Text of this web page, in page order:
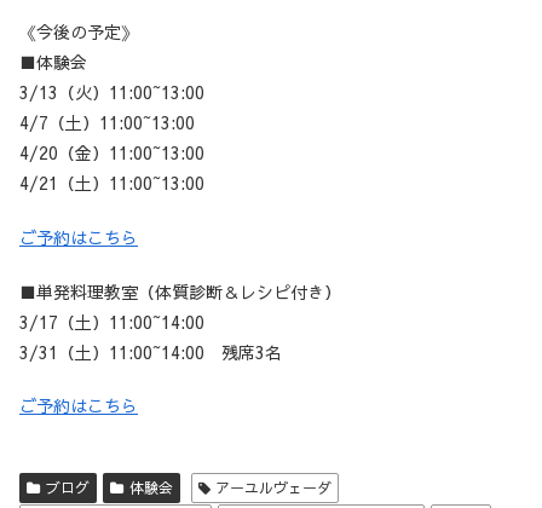
《今後の予定》
■体験会
3/13（火）11:00~13:00
4/7（土）11:00~13:00
4/20（金）11:00~13:00
4/21（土）11:00~13:00
ご予約はこちら
■単発料理教室（体質診断＆レシピ付き）
3/17（土）11:00~14:00
3/31（土）11:00~14:00 残席3名
ご予約はこちら
ブログ 体験会
アーユルヴェーダ